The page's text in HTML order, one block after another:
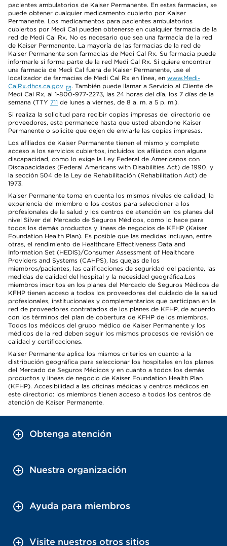
pacientes ambulatorios de Kaiser Permanente. En estas farmacias, se
puede obtener cualquier medicamento cubierto por Kaiser
Permanente. Los medicamentos para pacientes ambulatorios
cubiertos por Medi Cal pueden obtenerse en cualquier farmacia de la
red de Medi Cal Rx. No es necesario que sea una farmacia de la red
de Kaiser Permanente. La mayoría de las farmacias de la red de
Kaiser Permanente son farmacias de Medi Cal Rx. Su farmacia puede
informarle si forma parte de la red Medi Cal Rx. Si quiere encontrar
una farmacia de Medi Cal fuera de Kaiser Permanente, use el
localizador de farmacias de Medi Cal Rx en línea, en www.Medi-
CalRx.dhcs.ca.gov
. También puede llamar a Servicio al Cliente de
Medi Cal Rx, al 1-800-977-2273, las 24 horas del día, los 7 días de la
semana (TTY 711 de lunes a viernes, de 8 a. m. a 5 p. m.).
Si realiza la solicitud para recibir copias impresas del directorio de
proveedores, esta permanece hasta que usted abandone Kaiser
Permanente o solicite que dejen de enviarle las copias impresas.
Los afiliados de Kaiser Permanente tienen el mismo y completo
acceso a los servicios cubiertos, incluidos los afiliados con alguna
discapacidad, como lo exige la Ley Federal de Americanos con
Discapacidades (Federal Americans with Disabilities Act) de 1990, y
la sección 504 de la Ley de Rehabilitación (Rehabilitation Act) de
1973.
Kaiser Permanente toma en cuenta los mismos niveles de calidad, la
experiencia del miembro o los costos para seleccionar a los
profesionales de la salud y los centros de atención en los planes del
nivel Silver del Mercado de Seguros Médicos, como lo hace para
todos los demás productos y líneas de negocios de KFHP (Kaiser
Foundation Health Plan). Es posible que las medidas incluyan, entre
otras, el rendimiento de Healthcare Effectiveness Data and
Information Set (HEDIS)/Consumer Assessment of Healthcare
Providers and Systems (CAHPS), las quejas de los
miembros/pacientes, las calificaciones de seguridad del paciente, las
medidas de calidad del hospital y la necesidad geográfica.Los
miembros inscritos en los planes del Mercado de Seguros Médicos de
KFHP tienen acceso a todos los proveedores del cuidado de la salud
profesionales, institucionales y complementarios que participan en la
red de proveedores contratados de los planes de KFHP, de acuerdo
con los términos del plan de cobertura de KFHP de los miembros.
Todos los médicos del grupo médico de Kaiser Permanente y los
médicos de la red deben seguir los mismos procesos de revisión de
calidad y certificaciones.
Kaiser Permanente aplica los mismos criterios en cuanto a la
distribución geográfica para seleccionar los hospitales en los planes
del Mercado de Seguros Médicos y en cuanto a todos los demás
productos y líneas de negocio de Kaiser Foundation Health Plan
(KFHP). Accesibilidad a las oficinas médicas y centros médicos en
este directorio: los miembros tienen acceso a todos los centros de
atención de Kaiser Permanente.
Obtenga atención
Nuestra organización
Ayuda para miembros
Visite nuestros otros sitios